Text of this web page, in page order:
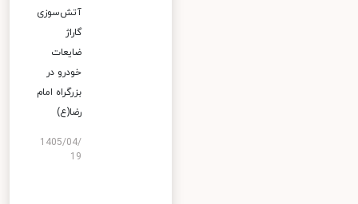
آتش‌سوزی
گاراژ
ضایعات
خودرو در
بزرگراه امام
رضا(ع)
1405/04/
19